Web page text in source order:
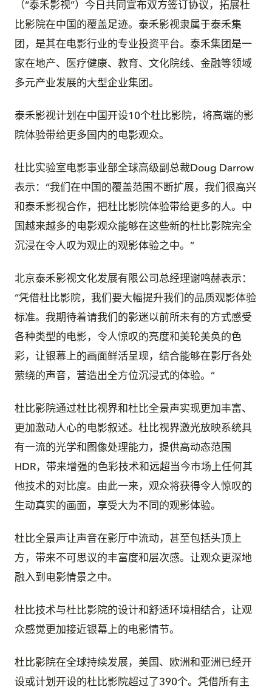
（“泰禾影视”）今日共同宣布双方签订协议，拓展杜
比影院在中国的覆盖足迹。泰禾影视隶属于泰禾集
团，是其在电影行业的专业投资平台。泰禾集团是一
家在地产、医疗健康、教育、文化院线、金融等领域
多元产业发展的大型企业集团。
泰禾影视计划在中国开设10个杜比影院，将高端的影
院体验带给更多国内的电影观众。
杜比实验室电影事业部全球高级副总裁Doug Darrow
表示：“我们在中国的覆盖范围不断扩展，我们很高兴
和泰禾影视合作，把杜比影院体验带给更多的人。中
国越来越多的电影观众能够在这些新的杜比影院完全
沉浸在令人叹为观止的观影体验之中。”
北京泰禾影视文化发展有限公司总经理谢鸣赫表示：
“凭借杜比影院，我们要大幅提升我们的品质观影体验
标准。我期待着请我们的影迷以前所未有的方式感受
各种类型的电影，令人惊叹的亮度和美轮美奂的色
彩，让银幕上的画面鲜活呈现，结合能够在影厅各处
萦绕的声音，营造出全方位沉浸式的体验。”
杜比影院通过杜比视界和杜比全景声实现更加丰富、
更加激动人心的电影叙述。杜比视界激光放映系统具
有一流的光学和图像处理能力，提供高动态范围
HDR，带来增强的色彩技术和远超当今市场上任何其
他技术的对比度。由此一来，观众将获得令人惊叹的
生动真实的画面，享受大为不同的观影体验。
杜比全景声让声音在影厅中流动，甚至包括头顶上
方，带来不可思议的丰富度和层次感。让观众更深地
融入到电影情景之中。
杜比技术与杜比影院的设计和舒适环境相结合，让观
众感觉更加接近银幕上的电影情节。
杜比影院在全球持续发展，美国、欧洲和亚洲已经开
设或计划开设的杜比影院超过了390个。凭借所有主